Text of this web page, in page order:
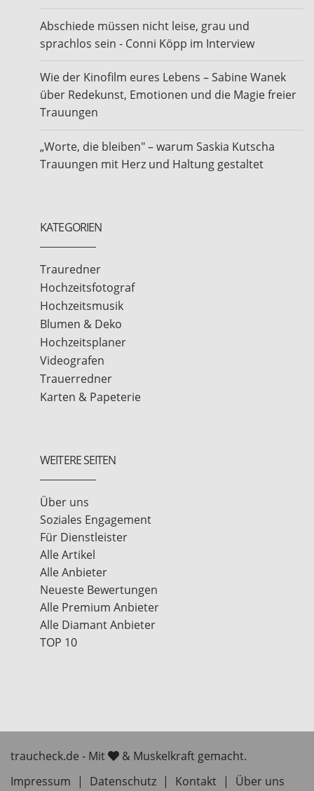
Abschiede müssen nicht leise, grau und
sprachlos sein - Conni Köpp im Interview
Wie der Kinofilm eures Lebens – Sabine Wanek
über Redekunst, Emotionen und die Magie freier
Trauungen
„Worte, die bleiben" – warum Saskia Kutscha
Trauungen mit Herz und Haltung gestaltet
KATEGORIEN
Trauredner
Hochzeitsfotograf
Hochzeitsmusik
Blumen & Deko
Hochzeitsplaner
Videografen
Trauerredner
Karten & Papeterie
WEITERE SEITEN
Über uns
Soziales Engagement
Für Dienstleister
Alle Artikel
Alle Anbieter
Neueste Bewertungen
Alle Premium Anbieter
Alle Diamant Anbieter
TOP 10
traucheck.de - Mit
& Muskelkraft gemacht.
Impressum
| Datenschutz | Kontakt | Über uns